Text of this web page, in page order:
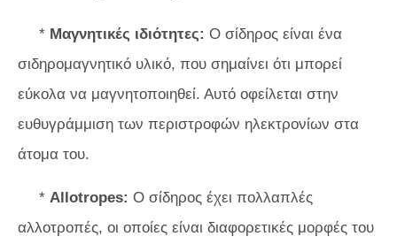
* Μαγνητικές ιδιότητες: Ο σίδηρος είναι ένα
σιδηρομαγνητικό υλικό, που σημαίνει ότι μπορεί
εύκολα να μαγνητοποιηθεί. Αυτό οφείλεται στην
ευθυγράμμιση των περιστροφών ηλεκτρονίων στα
άτομα του.
* Allotropes: Ο σίδηρος έχει πολλαπλές
αλλοτροπές, οι οποίες είναι διαφορετικές μορφές του